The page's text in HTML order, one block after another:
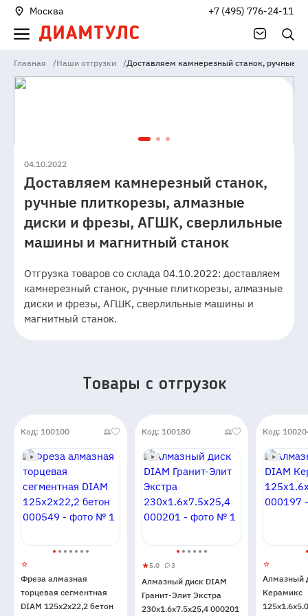
Москва +7 (495) 776-24-11
Главная /Наши отгрузки /Доставляем камнерезный станок, ручные
04.10.2022
Доставляем камнерезный станок,
ручные плиткорезы, алмазные
диски и фрезы, АГШК, сверлильные
машины и магнитный станок
Отгрузка товаров со склада 04.10.2022: доставляем
камнерезный станок, ручные плиткорезы, алмазные
диски и фрезы, АГШК, сверлильные машины и
магнитный станок.
Товары c отгрузок
Код: 100100
Фреза алмазная
торцевая сегментная
DIAM 125x2x22,2 бетон
Код: 100180
Алмазный
диск
DIAM
5.0
5
3 3
Алмазный диск DIAM
Гранит-Элит Экстра
230x1.6x7.5x25,4 000201
Код:
Алмазный
Керамикс